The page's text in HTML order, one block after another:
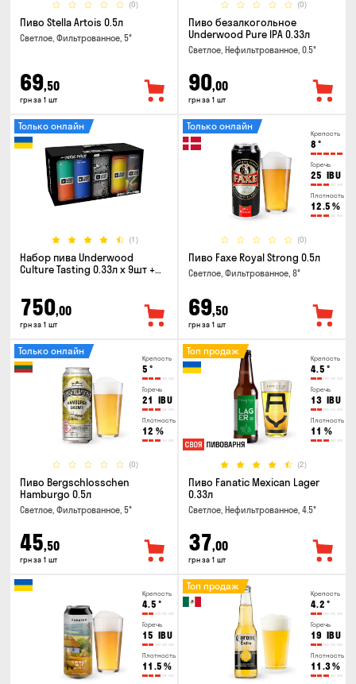
(0)
Пиво Stella Artois 0.5л
Светлое, Фильтрованное, 5°
69,50
грн за 1 шт
(0)
Пиво безалкогольное
Underwood Pure IPA 0.33л
Светлое, Нефильтрованное, 0.5°
90,00
грн за 1 шт
(1)
Только онлайн
Набор пива Underwood
Culture Tasting 0.33л x 9шт +
750,00
грн за 1 шт
Крепость
8 °
Горечь
25 IBU
Плотность
12.5 %
(0)
Только онлайн
Пиво Faxe Royal Strong 0.5л
Светлое, Фильтрованное, 8°
69,50
грн за 1 шт
Крепость
5 °
Горечь
21 IBU
Плотность
12 %
(0)
Только онлайн
Пиво Bergschlosschen
Hamburgo 0.5л
Светлое, Фильтрованное, 5°
45,50
грн за 1 шт
Крепость
4.5 °
Горечь
13 IBU
Плотность
11 %
(2)
Топ продаж
Пиво Fanatic Mexican Lager
0.33л
Светлое, Нефильтрованное, 4.5°
37,00
грн за 1 шт
Крепость
4.5 °
Горечь
15 IBU
Плотность
11.5 %
Крепость
4.2 °
Горечь
19 IBU
Плотность
11.3%
Топ продаж